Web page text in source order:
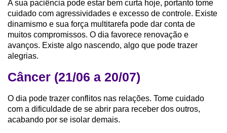
A sua paciência pode estar bem curta hoje, portanto tome
cuidado com agressividades e excesso de controle. Existe
dinamismo e sua força multitarefa pode dar conta de
muitos compromissos. O dia favorece renovação e
avanços. Existe algo nascendo, algo que pode trazer
alegrias.
Câncer (21/06 a 20/07)
O dia pode trazer conflitos nas relações. Tome cuidado
com a dificuldade de se abrir para receber dos outros,
acabando por se isolar demais.